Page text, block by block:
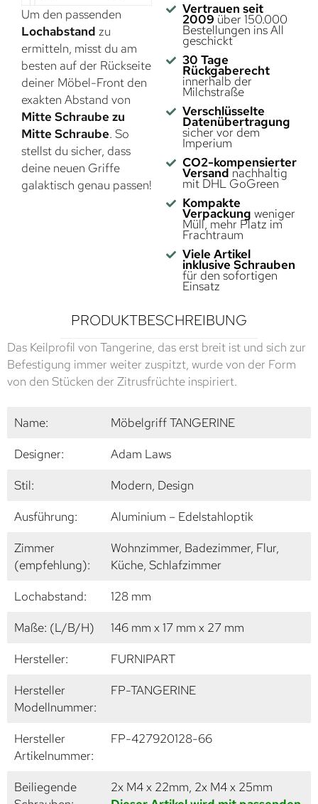
Um den passenden
Lochabstand zu
ermitteln, misst du am
besten auf der Rückseite
deiner Möbel-Front den
exakten Abstand von
Mitte Schraube zu
Mitte Schraube. So
stellst du sicher, dass
deine neuen Griffe
galaktisch genau passen!
Vertrauen seit
2009 über 150.000
Bestellungen ins All
geschickt
30 Tage
Rückgaberecht
innerhalb der
Milchstraße
Verschlüsselte
Datenübertragung
sicher vor dem
Imperium
CO2-kompensierter
Versand nachhaltig
mit DHL GoGreen
Kompakte
Verpackung weniger
Müll, mehr Platz im
Frachtraum
Viele Artikel
inklusive Schrauben
für den sofortigen
Einsatz
PRODUKTBESCHREIBUNG
Das Keilprofil von Tangerine, das erst breit ist und sich zur
Befestigung immer weiter zuspitzt, wurde von der Form
von den Stücken der Zitrusfrüchte inspiriert.
Name:
Möbelgriff TANGERINE
Designer:
Adam Laws
Stil:
Modern, Design
Ausführung:
Aluminium – Edelstahloptik
Zimmer
(empfehlung):
Wohnzimmer, Badezimmer, Flur,
Küche, Schlafzimmer
Lochabstand:
128 mm
Maße: (L/B/H)
146 mm x 17 mm x 27 mm
Hersteller:
FURNIPART
Hersteller
Modellnummer:
FP-TANGERINE
Hersteller
Artikelnummer:
FP-427920128-66
Beiliegende
2x M4 x 22mm, 2x M4 x 25mm